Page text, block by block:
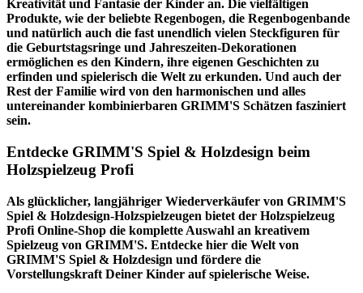
Kreativität und Fantasie der Kinder an. Die vielfältigen
Produkte, wie der beliebte Regenbogen, die Regenbogenbande
und natürlich auch die fast unendlich vielen Steckfiguren für
die Geburtstagsringe und Jahreszeiten-Dekorationen
ermöglichen es den Kindern, ihre eigenen Geschichten zu
erfinden und spielerisch die Welt zu erkunden. Und auch der
Rest der Familie wird von den harmonischen und alles
untereinander kombinierbaren GRIMM'S Schätzen fasziniert
sein.
Entdecke GRIMM'S Spiel & Holzdesign beim
Holzspielzeug Profi
Als glücklicher, langjähriger Wiederverkäufer von GRIMM'S
Spiel & Holzdesign-Holzspielzeugen bietet der Holzspielzeug
Profi Online-Shop die komplette Auswahl an kreativem
Spielzeug von GRIMM'S. Entdecke hier die Welt von
GRIMM'S Spiel & Holzdesign und fördere die
Vorstellungskraft Deiner Kinder auf spielerische Weise.